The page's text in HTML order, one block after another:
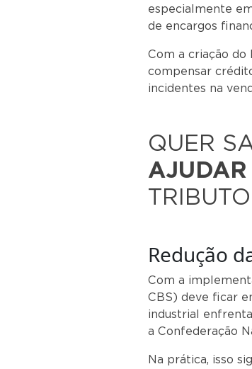
especialmente
de encargos
Com a criação do
compensar
incidentes na
QUER
AJUDAR
Redução
Com a
CBS) deve ficar
industrial
a Confederação
Na prática, isso